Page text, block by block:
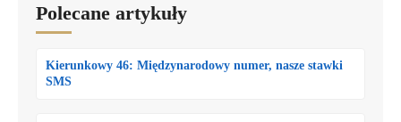
Polecane artykuły
Kierunkowy 46: Międzynarodowy numer, nasze stawki
SMS